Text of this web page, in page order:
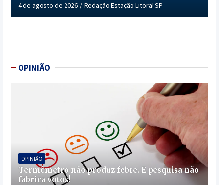
4 de agosto de 2026 Redação Estação Litoral SP
OPINIÃO
OPINIÃO
Termômetro não produz febre. E pesquisa não
fabrica votos!